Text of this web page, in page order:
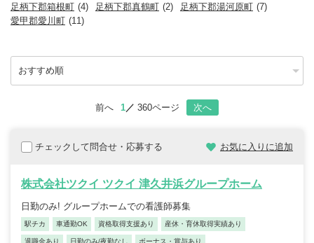
足柄下郡箱根町 (4) 足柄下郡真鶴町 (2) 足柄下郡湯河原町 (7)
愛甲郡愛川町 (11)
前へ 1 360ページ 次へ
チェックして問合せ・応募する お気に入りに追加
株式会社ツクイ ツクイ 津久井浜グループホーム
日勤のみ! グループホームでの看護師募集
駅チカ 車通勤OK 資格取得支援あり 産休・育休取得実績あり
退職金あり 日勤のみ/夜勤なし ボーナス・賞与あり